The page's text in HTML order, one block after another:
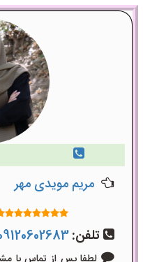
مریم مویدی مهر
تلفن: